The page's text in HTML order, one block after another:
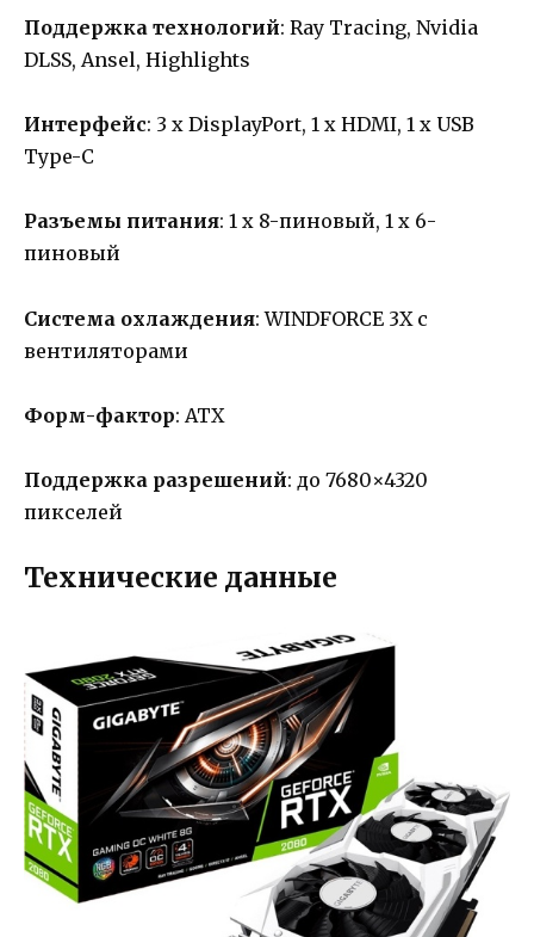
Поддержка технологий: Ray Tracing, Nvidia
DLSS, Ansel, Highlights
Интерфейс: 3 х DisplayPort, 1 х HDMI, 1 х USB
Type-C
Разъемы питания: 1 х 8-пиновый, 1 х 6-
пиновый
Система охлаждения: WINDFORCE 3X с
вентиляторами
Форм-фактор: ATX
Поддержка разрешений: до 7680×4320
пикселей
Технические данные